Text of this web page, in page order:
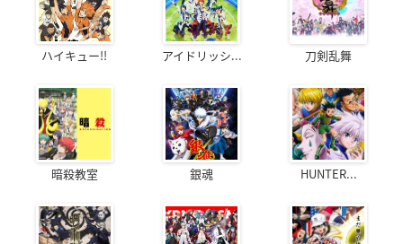
ハイキュー!! アイドリッシ... 刀剣乱舞
暗殺教室 銀魂 HUNTER...